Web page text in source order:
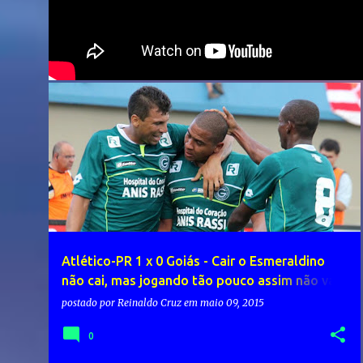
Atlético-PR 1 x 0 Goiás - Cair o Esmeraldino
não cai, mas jogando tão pouco assim não vai
para Sul-Americana
postado por Reinaldo Cruz em maio 09, 2015
0